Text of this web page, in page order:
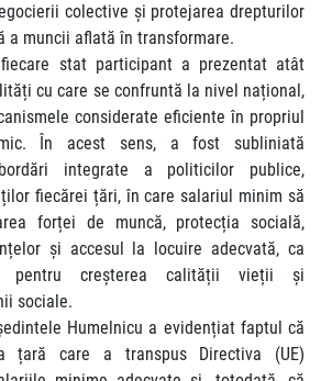
colective și protejarea drepturilor
a muncii aflată în transformare.
stat participant a prezentat atât
cu care se confruntă la nivel național,
considerate eficiente în propriul
În acest sens, a fost subliniată
integrate a politicilor publice,
fiecărei țări, în care salariul minim să
forței de muncă, protecția socială,
și accesul la locuire adecvată, ca
pentru creșterea calității vieții și
sociale.
Humelnicu a evidențiat faptul că
țară care a transpus Directiva (UE)